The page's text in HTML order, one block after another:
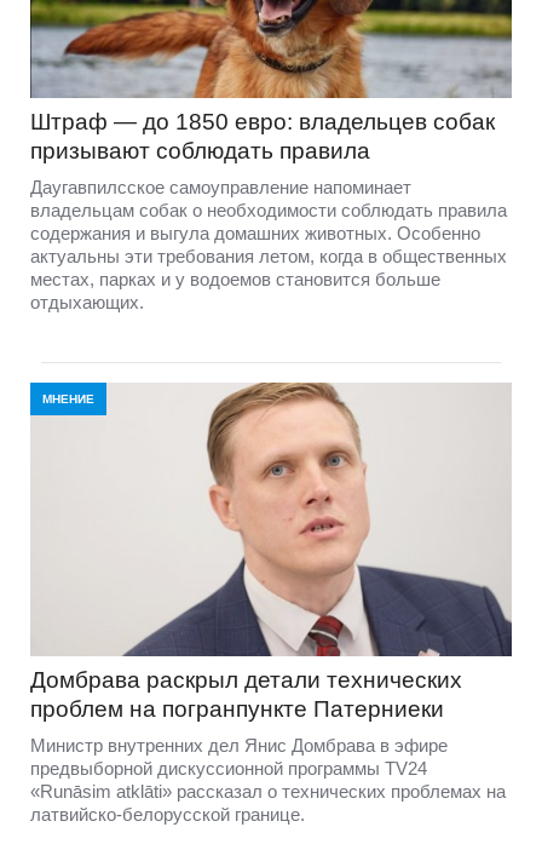
Штраф — до 1850 евро: владельцев собак
призывают соблюдать правила
Даугавпилсское самоуправление напоминает
владельцам собак о необходимости соблюдать правила
содержания и выгула домашних животных. Особенно
актуальны эти требования летом, когда в общественных
местах, парках и у водоемов становится больше
отдыхающих.
МНЕНИЕ
Домбравa раскрыл детали технических
проблем на погранпункте Патерниеки
Министр внутренних дел Янис Домбрава в эфире
предвыборной дискуссионной программы TV24
«Runāsim atklāti» рассказал о технических проблемах на
латвийско-белорусской границе.